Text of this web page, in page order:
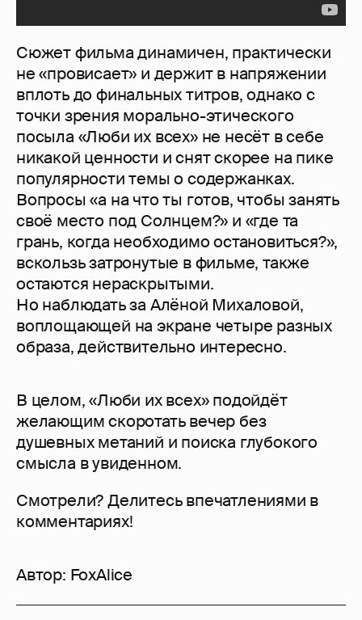
Сюжет фильма динамичен, практически
не «провисает» и держит в напряжении
вплоть до финальных титров, однако с
точки зрения морально-этического
посыла «Люби их всех» не несёт в себе
никакой ценности и снят скорее на пике
популярности темы о содержанках.
Вопросы «а на что ты готов, чтобы занять
своё место под Солнцем?» и «где та
грань, когда необходимо остановиться?»,
вскользь затронутые в фильме, также
остаются нераскрытыми.
Но наблюдать за Алёной Михаловой,
воплощающей на экране четыре разных
образа, действительно интересно.
В целом, «Люби их всех» подойдёт
желающим скоротать вечер без
душевных метаний и поиска глубокого
смысла в увиденном.
Смотрели? Делитесь впечатлениями в
комментариях!
Автор: FoxAlice